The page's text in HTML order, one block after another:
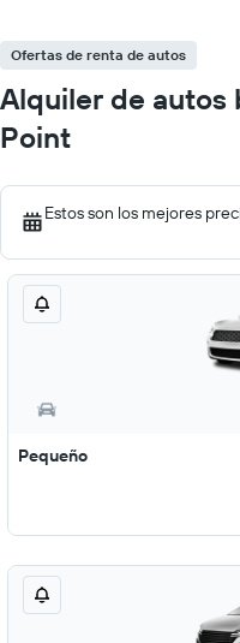
Ofertas de renta de autos
Alquiler de autos
Point
Estos son los mejores
Pequeño